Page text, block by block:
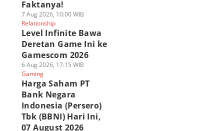
Faktanya!
7 Aug 2026, 10:00 WIB
Relationship
Level Infinite Bawa
Deretan Game Ini ke
Gamescom 2026
6 Aug 2026, 17:15 WIB
Gaming
Harga Saham PT
Bank Negara
Indonesia (Persero)
Tbk (BBNI) Hari Ini,
07 August 2026